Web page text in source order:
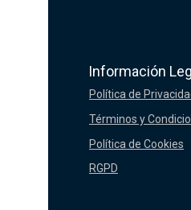
Política de
RGPD
Política de Cookies
Términos y
Información